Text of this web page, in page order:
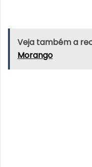
Veja também a
Morango